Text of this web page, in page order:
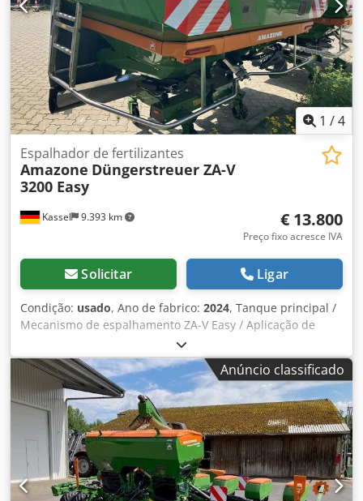
1 /4
Kassel 9.393 km
Espalhador de fertilizantes
Amazone Düngerstreuer ZA-V
3200 Easy
€ 13.800
Preço fixo acresce IVA
Solicitar Ligar
Condição: usado, Ano de fabrico: 2024, Tanque principal /
Mecanismo de espalhamento ZA-V Easy / Aplicação de
etiquetas de advertência / Cardan de 910 mm / com
embreagem de fricção / Extensão de reservatório S 1400,
soldada / montado de fábrica / Protetor contra sujeira S /
Iluminação traseira em LED / Computador de operação
Easy Dksdouhp Ehspfx An Eer
Anúncio classificado